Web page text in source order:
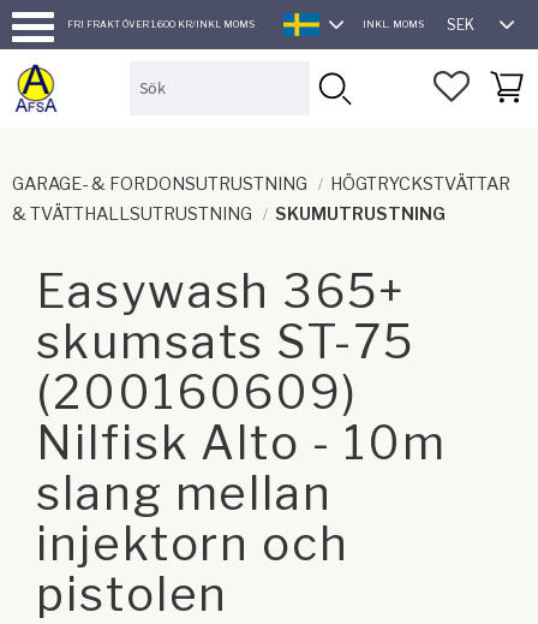
Meny
FRI FRAKT ÖVER 1.600 KR/INKL MOMS
SVENSKA
INKL. MOMS SEK
GARAGE- & FORDONSUTRUSTNING
HÖGTRYCKSTVÄTTAR
& TVÄTTHALLSUTRUSTNING
SKUMUTRUSTNING
Easywash 365+
skumsats ST-75
(200160609)
Nilfisk Alto - 10m
slang mellan
injektorn och
pistolen